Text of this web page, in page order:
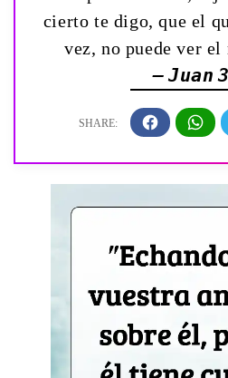
cierto te digo, que el
vez, no puede ver el
— Juan